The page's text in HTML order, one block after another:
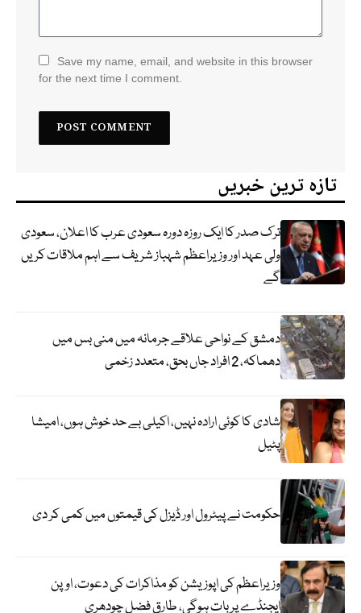
Save my name, email, and website in this browser
for the next time I comment.
تازہ ترین خبریں
ترک صدر کا ایک روزہ دورہ سعودی عرب کا اعلان، سعودی
ولی عہد اور وزیراعظم شہباز شریف سے اہم ملاقات کریں
گے
دمشق کے نواحی علاقے جرمانہ میں منی بس میں
دھماکہ، 2 افراد جاں بحق، متعدد زخمی
شادی کا کوئی ارادہ نہیں، اکیلی بے حد خوش ہوں، امیشا
پٹیل
حکومت نے پیٹرول اور ڈیزل کی قیمتوں میں کمی کر دی
وزیراعظم کی اپوزیشن کو مذاکرات کی دعوت، اوپن
ایجنڈے پر بات ہوگی، طارق فضل چودھری